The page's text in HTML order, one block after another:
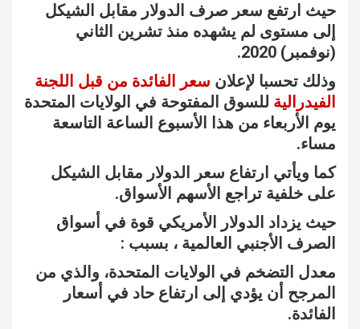
حيث ارتفع سعر صرف الدولار مقابل الشيكل
إلى مستوى لم يشهده منذ تشرين الثاني
(نوفمبر) 2020.
وذلك تحسبا لإعلان سعر الفائدة من قبل اللجنة
الفيدرالية للسوق المفتوحة في الولايات المتحدة
يوم الأربعاء من هذا الأسبوع الساعة التاسعة
مساء.
كما ويأتي ارتفاع سعر الدولار مقابل الشيكل
على خلفية تراجع الأسهم الأسواق.
حيث يزداد الدولار الأمريكي قوة في أسواق
الصرف الأجنبي العالمية ، بسبب :
معدل التضخم في الولايات المتحدة، والذي من
المرجح أن يؤدي إلى ارتفاع حاد في أسعار
الفائدة.